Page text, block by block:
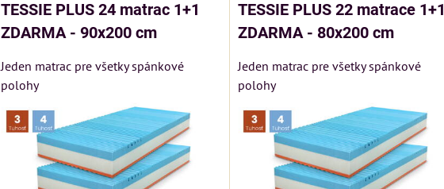
TESSIE PLUS 24 matrac 1+1
ZDARMA - 90x200 cm
Jeden matrac pre všetky spánkové
polohy
TESSIE PLUS 22 matrace 1+1
ZDARMA - 80x200 cm
Jeden matrac pre všetky spánkové
polohy